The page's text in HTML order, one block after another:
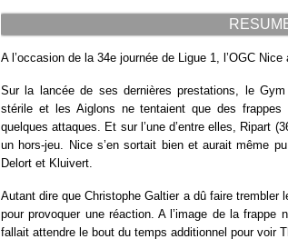
A l’occasion de la 34e journée de Ligue 1, l’OGC
Sur la lancée de ses dernières prestations, le
stérile et les Aiglons ne tentaient que des frappes
quelques attaques. Et sur l’une d’entre elles, Ripart
un hors-jeu. Nice s’en sortait bien et aurait même
Delort et Kluivert.
Autant dire que Christophe Galtier a dû faire
pour provoquer une réaction. A l’image de la
fallait attendre le bout du temps additionnel pour voir